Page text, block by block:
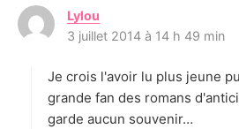
Lylou
i
:
3 juillet 2014 à 14 h 49 min
Je crois l'avoir lu plus jeune
grande fan des romans
garde aucun souvenir…